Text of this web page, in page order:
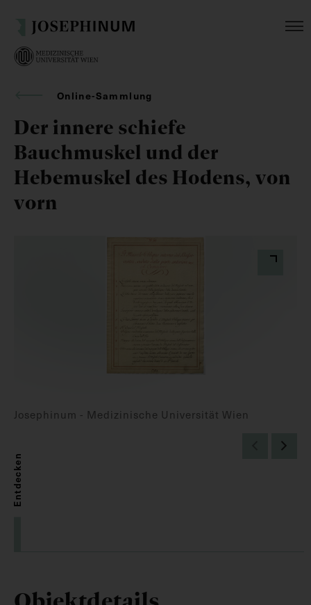
Online-Sammlung
Der innere schiefe
Bauchmuskel und der
Hebemuskel des Hodens, von
vorn
Josephinum - Medizinische Universität Wien
Entdecken